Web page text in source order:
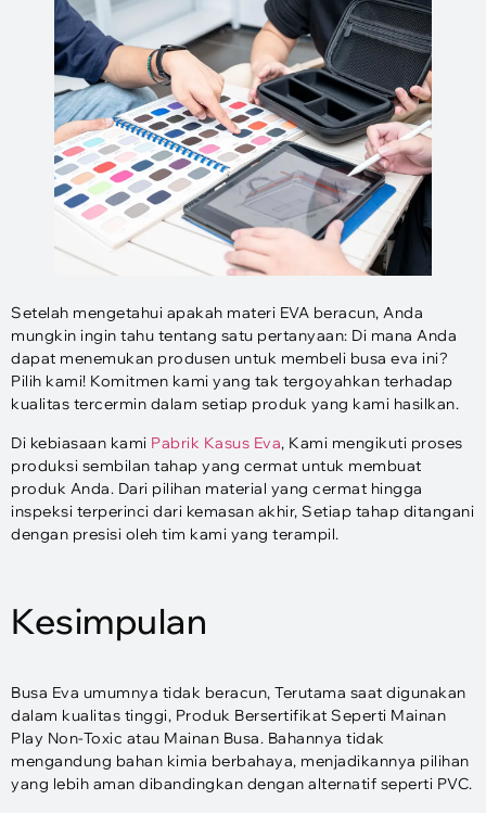
Setelah mengetahui apakah materi EVA beracun, Anda
mungkin ingin tahu tentang satu pertanyaan: Di mana Anda
dapat menemukan produsen untuk membeli busa eva ini?
Pilih kami! Komitmen kami yang tak tergoyahkan terhadap
kualitas tercermin dalam setiap produk yang kami hasilkan.
Di kebiasaan kami Pabrik Kasus Eva, Kami mengikuti proses
produksi sembilan tahap yang cermat untuk membuat
produk Anda. Dari pilihan material yang cermat hingga
inspeksi terperinci dari kemasan akhir, Setiap tahap ditangani
dengan presisi oleh tim kami yang terampil.
Kesimpulan
Busa Eva umumnya tidak beracun, Terutama saat digunakan
dalam kualitas tinggi, Produk Bersertifikat Seperti Mainan
Play Non-Toxic atau Mainan Busa. Bahannya tidak
mengandung bahan kimia berbahaya, menjadikannya pilihan
yang lebih aman dibandingkan dengan alternatif seperti PVC.